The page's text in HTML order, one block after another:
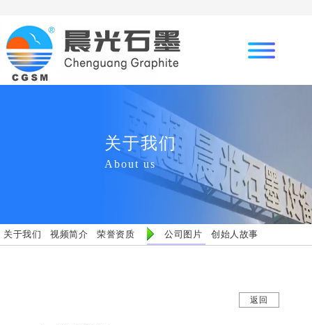
关于我们
About us
关于我们 视频简介 荣誉资质 公司图片 创始人故事
返回